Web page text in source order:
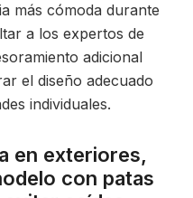
más cómoda durante
a los expertos de
adicional
el diseño adecuado
individuales.
en exteriores,
con patas